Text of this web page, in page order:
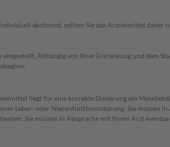
abstimmt, sollten Sie das Arzneimittel daher
Abhängig von Ihrer Erkrankung und dem
liegt für eine korrekte Dosierung ein
Leber- oder Nierenfunktionsstörung: Sie müssen
Sie müssen in Absprache mit Ihrem Arzt